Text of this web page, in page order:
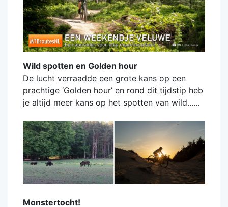
Wild spotten en Golden hour
De lucht verraadde een grote kans op een
prachtige ‘Golden hour’ en rond dit tijdstip heb
je altijd meer kans op het spotten van wild......
Monstertocht!